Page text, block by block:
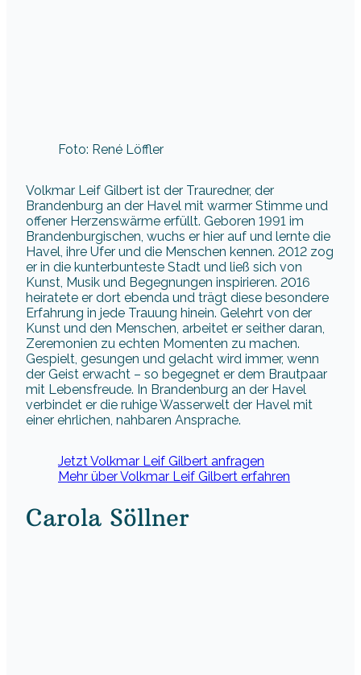
Foto: René Löffler
Volkmar Leif Gilbert ist der Trauredner, der
Brandenburg an der Havel mit warmer Stimme und
offener Herzenswärme erfüllt. Geboren 1991 im
Brandenburgischen, wuchs er hier auf und lernte die
Havel, ihre Ufer und die Menschen kennen. 2012 zog
er in die kunterbunteste Stadt und ließ sich von
Kunst, Musik und Begegnungen inspirieren. 2016
heiratete er dort ebenda und trägt diese besondere
Erfahrung in jede Trauung hinein. Gelehrt von der
Kunst und den Menschen, arbeitet er seither daran,
Zeremonien zu echten Momenten zu machen.
Gespielt, gesungen und gelacht wird immer, wenn
der Geist erwacht – so begegnet er dem Brautpaar
mit Lebensfreude. In Brandenburg an der Havel
verbindet er die ruhige Wasserwelt der Havel mit
einer ehrlichen, nahbaren Ansprache.
Jetzt Volkmar Leif Gilbert anfragen
Mehr über Volkmar Leif Gilbert erfahren
Carola Söllner